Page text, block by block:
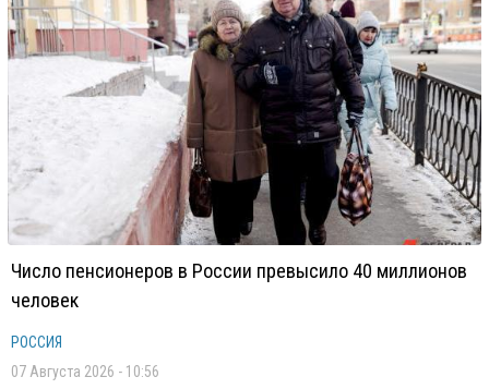
Число пенсионеров в России превысило 40 миллионов
человек
РОССИЯ
07 Августа 2026 - 10:56